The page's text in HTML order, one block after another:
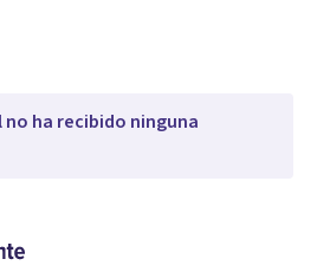
ha recibido ninguna